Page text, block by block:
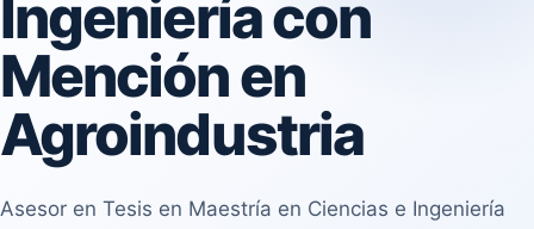
Ingeniería con
Mención en
Agroindustria
Asesor en Tesis en Maestría en Ciencias e Ingeniería